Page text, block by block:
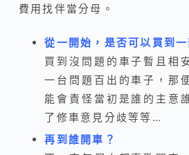
費用找伴當分母。
從一開始，是否可以買到
買到沒問題的車子暫且相
一台問題百出的車子，那
能會責怪當初是誰的主意
了修車意見分歧等等…
再到誰開車？